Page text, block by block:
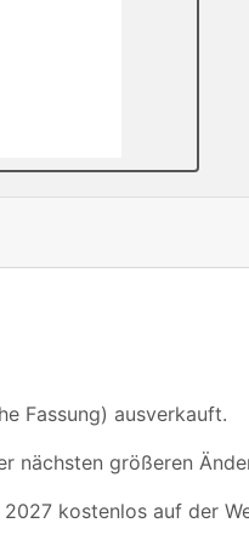
Fassung) ausverkauft.
nächsten größeren
kostenlos auf der